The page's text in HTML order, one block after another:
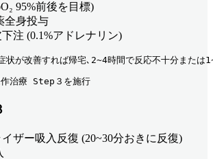
95%前後を目標)
全身投与
下注 (0.1%アドレナリン)
状が改善すれば帰宅､2~4時間で反応不十分または
作治療 Step３を施行
ザー吸入反復 (20~30分おきに反復)